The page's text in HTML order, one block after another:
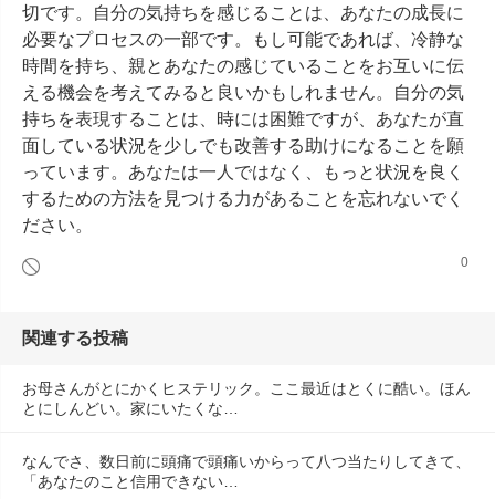
切です。自分の気持ちを感じることは、あなたの成長に
必要なプロセスの一部です。もし可能であれば、冷静な
時間を持ち、親とあなたの感じていることをお互いに伝
える機会を考えてみると良いかもしれません。自分の気
持ちを表現することは、時には困難ですが、あなたが直
面している状況を少しでも改善する助けになることを願
っています。あなたは一人ではなく、もっと状況を良く
するための方法を見つける力があることを忘れないでく
ださい。
0
関連する投稿
お母さんがとにかくヒステリック。ここ最近はとくに酷い。ほん
とにしんどい。家にいたくな…
なんでさ、数日前に頭痛で頭痛いからって八つ当たりしてきて、
「あなたのこと信用できない…